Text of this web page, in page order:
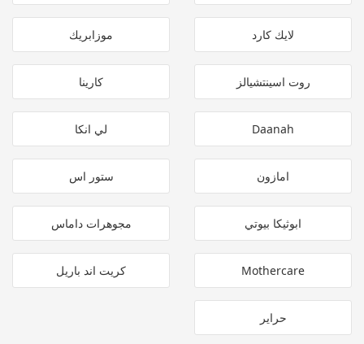
لايك كارد موزابريك
روت اسينتشيالز كارينا
Daanah لي انكا
امازون ستور اس
ابوثيكا بيوتي مجوهرات داماس
Mothercare كريت اند باريل
حراير